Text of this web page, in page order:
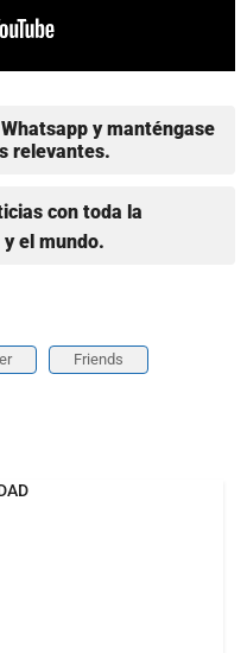
y manténgase
relevantes.
con toda la
el mundo.
Friends